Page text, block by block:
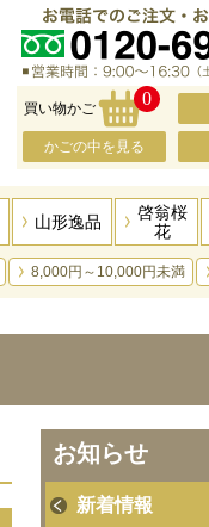
買い物かご 0
かごの中を見る
山形逸品
啓翁桜
花
8,000円～10,000円未満
お知らせ
新着情報